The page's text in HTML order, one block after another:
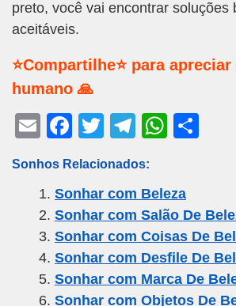
preto, você vai encontrar soluções
aceitáveis.
⭐Compartilhe⭐ para
humano 🙏
E
ail
F
c
e
b
o
o
T
tt
er
T
e
gr
a
m
W
s
A
p
p
Sonhos Relacionados:
Sonhar com Beleza
Sonhar com Salão De
Sonhar com Coisas De
Sonhar com Desfile De
Sonhar com Marca De
Sonhar com Objetos De